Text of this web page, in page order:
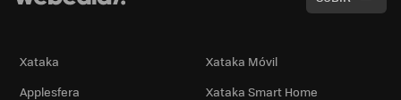
Xataka
Xataka Móvil
Applesfera
Xataka Smart Home